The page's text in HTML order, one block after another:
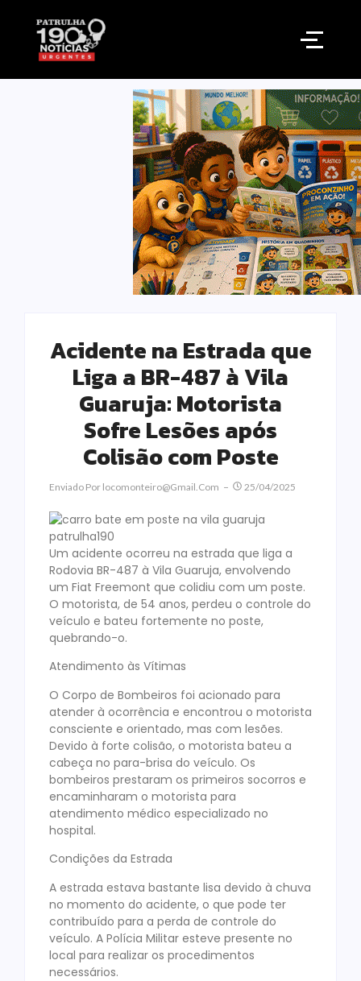
Acidente na Estrada que
Liga a BR-487 à Vila
Guaruja: Motorista
Sofre Lesões após
Colisão com Poste
Enviado Por Locomonteiro@gmail.com 25/04/2025
Um acidente ocorreu na estrada que liga a
Rodovia BR-487 à Vila Guaruja, envolvendo
um Fiat Freemont que colidiu com um poste.
O motorista, de 54 anos, perdeu o controle do
veículo e bateu fortemente no poste,
quebrando-o.
Atendimento às Vítimas
O Corpo de Bombeiros foi acionado para
atender à ocorrência e encontrou o motorista
consciente e orientado, mas com lesões.
Devido à forte colisão, o motorista bateu a
cabeça no para-brisa do veículo. Os
bombeiros prestaram os primeiros socorros e
encaminharam o motorista para
atendimento médico especializado no
hospital.
Condições da Estrada
A estrada estava bastante lisa devido à chuva
no momento do acidente, o que pode ter
contribuído para a perda de controle do
veículo. A Polícia Militar esteve presente no
local para realizar os procedimentos
necessários.